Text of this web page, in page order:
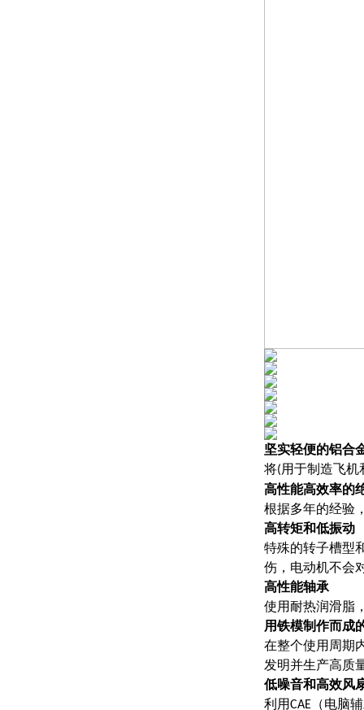
坚实轻便的铝合
将(用于制造飞机
高性能高效率的
根据多年的经验
高转矩和低振动
特殊的转子槽型
伤，电动机不会
高性能轴承
使用耐热润滑脂
用铁模制作而成
在整个使用周期
发明并生产高质
低噪音和高效风
利用CAE （电脑